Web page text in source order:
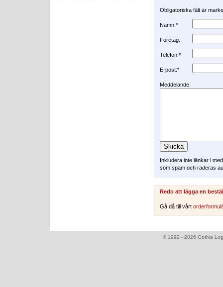
Obligatoriska fält är
Namn:*
Företag:
Telefon:*
E-post:*
Meddelande:
Inkludera inte länkar i
som spam och raderas
Redo att lägga en
Gå då till vårt
© 1992 - 2026 Gothia